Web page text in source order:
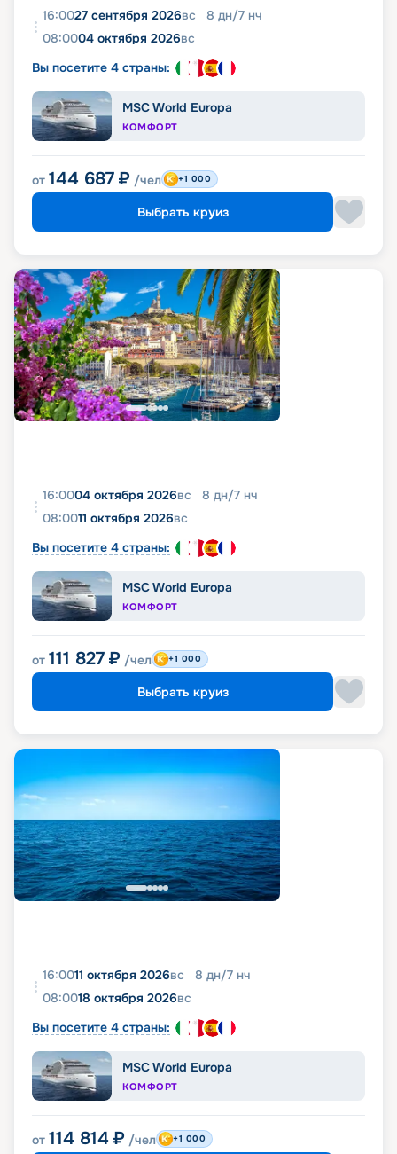
16:0027 сентября 2026вс 8 дн/7 нч
08:0004 октября 2026вс
Вы посетите 4 страны:
MSC World Europa
КОМФОРТ
от 144 687 ₽ /чел +1 000
Выбрать круиз
16:0004 октября 2026вс 8 дн/7 нч
08:0011 октября 2026вс
Вы посетите 4 страны:
MSC World Europa
КОМФОРТ
от 111 827 ₽ /чел +1 000
Выбрать круиз
16:0011 октября 2026вс 8 дн/7 нч
08:0018 октября 2026вс
Вы посетите 4 страны:
MSC World Europa
КОМФОРТ
от 114 814 ₽ /чел +1 000